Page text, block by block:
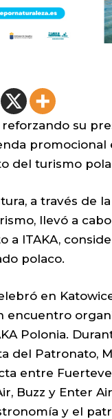
su
del turismo
a través de
llevó a
a ITAKA,
polaco.
en
encuentro
Polonia.
del Patronato,
entre
Buzz y Enter
y el